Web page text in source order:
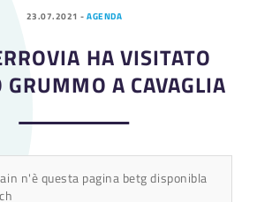
23.07.2021 -AGENDA
HA VISITATO
GRUMMO A CAVAGLIA
n'è questa pagina betg disponibla